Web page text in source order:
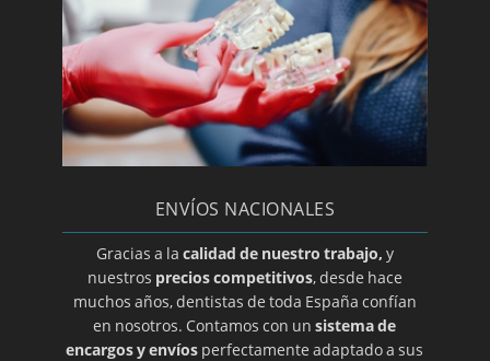
ENVÍOS NACIONALES
Gracias a la calidad de nuestro trabajo, y
nuestros precios competitivos, desde hace
muchos años, dentistas de toda España confían
en nosotros. Contamos con unsistema de
encargos y envíos perfectamente adaptado a sus